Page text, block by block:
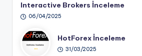
Interactive Brokers İnceleme
06/04/2025
HotForex İnceleme
31/03/2025